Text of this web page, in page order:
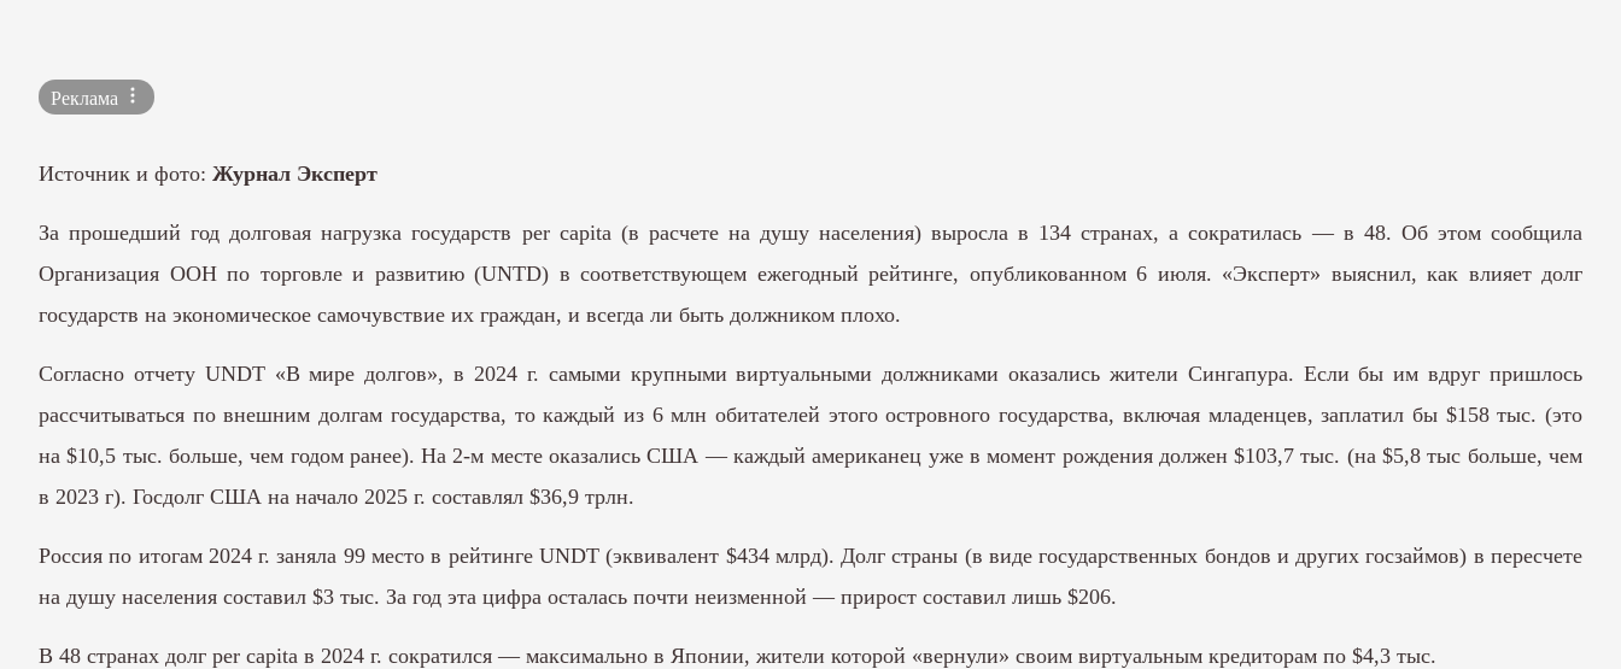
Реклама
Источник и фото: Журнал Эксперт
За прошедший год долговая нагрузка государств per capita (в расчете на душу населения) выросла в 134 странах, а сократилась — в 48. Об этом сообщила
Организация ООН по торговле и развитию (UNTD) в соответствующем ежегодный рейтинге, опубликованном 6 июля. «Эксперт» выяснил, как влияет долг
государств на экономическое самочувствие их граждан, и всегда ли быть должником плохо.
Согласно отчету UNDT «В мире долгов», в 2024 г. самыми крупными виртуальными должниками оказались жители Сингапура. Если бы им вдруг пришлось
рассчитываться по внешним долгам государства, то каждый из 6 млн обитателей этого островного государства, включая младенцев, заплатил бы $158 тыс. (это
на $10,5 тыс. больше, чем годом ранее). На 2-м месте оказались США — каждый американец уже в момент рождения должен $103,7 тыс. (на $5,8 тыс больше, чем
в 2023 г). Госдолг США на начало 2025 г. составлял $36,9 трлн.
Россия по итогам 2024 г. заняла 99 место в рейтинге UNDT (эквивалент $434 млрд). Долг страны (в виде государственных бондов и других госзаймов) в пересчете
на душу населения составил $3 тыс. За год эта цифра осталась почти неизменной — прирост составил лишь $206.
В 48 странах долг per capita в 2024 г. сократился — максимально в Японии, жители которой «вернули» своим виртуальным кредиторам по $4,3 тыс.